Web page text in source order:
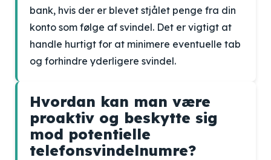
bank, hvis der er blevet stjålet penge fra din
konto som følge af svindel. Det er vigtigt at
handle hurtigt for at minimere eventuelle tab
og forhindre yderligere svindel.
Hvordan kan man være
proaktiv og beskytte sig
mod potentielle
telefonsvindelnumre?